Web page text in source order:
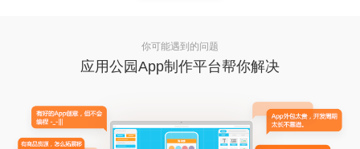
你可能遇到的问题
应用公园App制作平台帮你解决